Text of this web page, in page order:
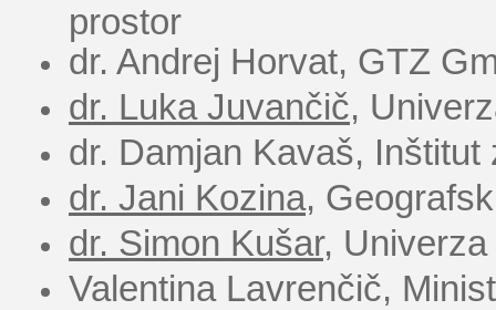
prostor
dr. Andrej Horvat, GTZ
dr. Luka Juvančič,
dr. Damjan Kavaš,
dr. Jani Kozina,
dr. Simon Kušar,
Valentina Lavrenčič,